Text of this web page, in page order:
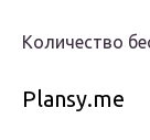
Количество
Plansy.me